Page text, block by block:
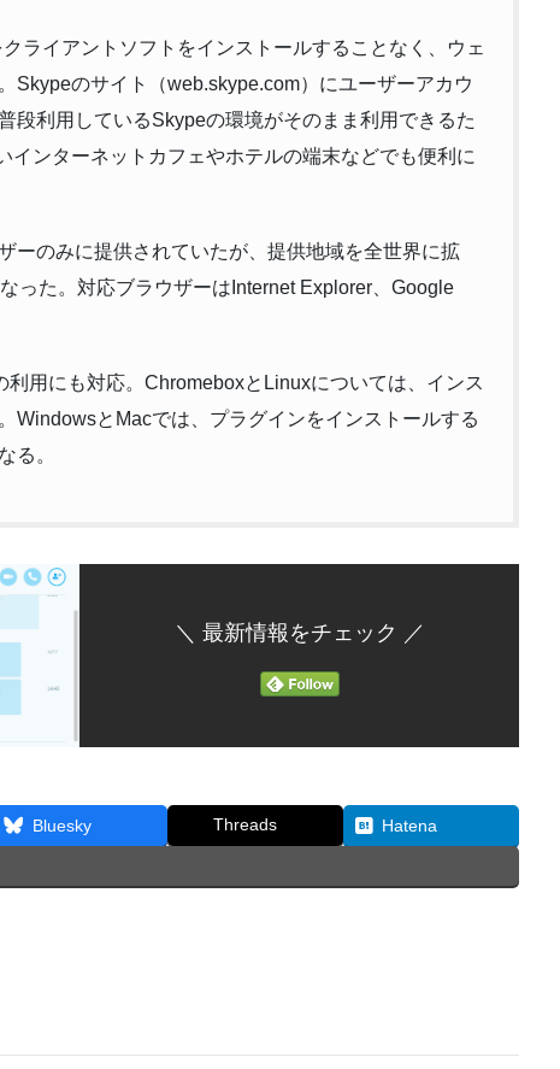
ライアントソフトをインストールすることなく、ウェ
Skypeのサイト（web.skype.com）にユーザーアカウ
段利用しているSkypeの環境がそのまま利用できるた
インターネットカフェやホテルの端末などでも便利に
ーのみに提供されていたが、提供地域を全世界に拡
った。対応ブラウザーはInternet Explorer、Google
用にも対応。ChromeboxとLinuxについては、インス
WindowsとMacでは、プラグインをインストールする
る。
＼ 最新情報をチェック ／
Bluesky Threads Hatena